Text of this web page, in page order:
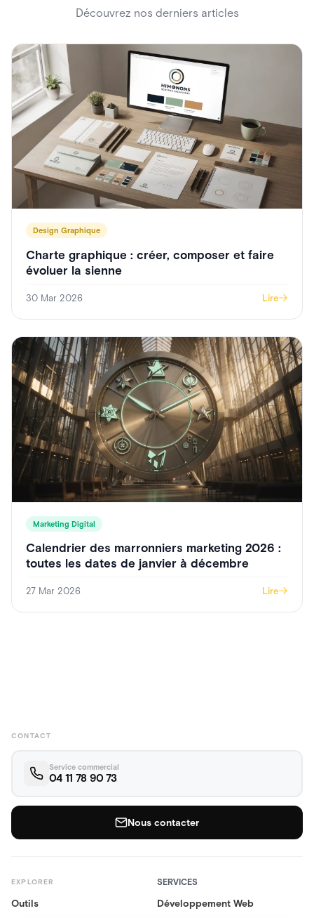
Découvrez nos derniers articles
Design Graphique
Charte graphique : créer, composer et faire
évoluer la sienne
30 Mar 2026 Lire
Marketing Digital
Calendrier des marronniers marketing 2026 :
toutes les dates de janvier à décembre
27 Mar 2026 Lire
EXPLORER
Outils
SERVICES
Développement Web
CONTACT
Service commercial
04 11 78 90 73
Nous contacter